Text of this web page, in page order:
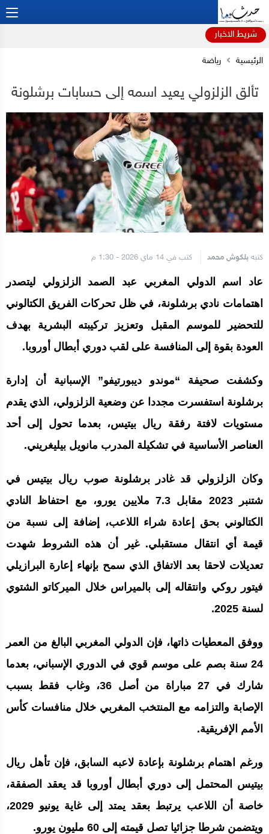
شريط الاخبار
الرئيسية رياضة
تألق الزلزولي يعيد اسمه إلى حسابات برشلونة
كتبه بلكوش محمد كتب في 14 ماي 2026 - 1:30 م
عاد اسم الدولي المغربي عبد الصمد الزلزولي ليتصدر
اهتمامات نادي برشلونة، في ظل تحركات الفريق الكتالوني
للتحضير للموسم المقبل وتعزيز تركيبته البشرية بهدف
العودة بقوة إلى المنافسة على لقب دوري أبطال أوروبا.
وكشفت صحيفة “موندو ديبورتيفو” الإسبانية أن إدارة
برشلونة استفسرت مجددا عن وضعية الزلزولي، الذي يقدم
مستويات لافتة رفقة ريال بيتيس، بعدما تحول إلى أحد
العناصر الأساسية في تشكيلة المدرب مانويل بيليغريني.
وكان الزلزولي قد غادر برشلونة صوب ريال بيتيس في
شتنبر 2023 مقابل 7.3 ملايين يورو، مع احتفاظ النادي
الكتالوني بحق إعادة شراء اللاعب، إضافة إلى نسبة من
قيمة أي انتقال مستقبلي. غير أن هذه الشروط شهدت
تعديلات لاحقا بعد الاتفاق الذي سمح بإنهاء إعارة البرازيلي
فيتور روكي وانتقاله إلى بالميراس خلال الميركاتو الشتوي
لسنة 2025.
ووفق المعطيات ذاتها، فإن الدولي المغربي البالغ من العمر
24 سنة بصم على موسم قوي في الدوري الإسباني، بعدما
شارك في 27 مباراة من أصل 36، وغاب فقط بسبب
الإصابة والتزامه مع المنتخب المغربي خلال منافسات كأس
الأمم الإفريقية.
ورغم اهتمام برشلونة بإعادة لاعبه السابق، فإن تأهل ريال
بيتيس المحتمل إلى دوري أبطال أوروبا قد يعقد الصفقة،
خاصة أن اللاعب يرتبط بعقد يمتد إلى غاية يونيو 2029،
ويتضمن شرطا جزائيا تصل قيمته إلى 60 مليون يورو.